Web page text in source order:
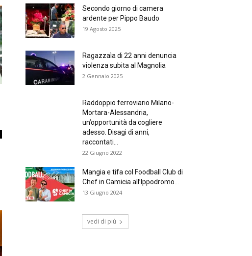
Secondo giorno di camera
ardente per Pippo Baudo
19 Agosto 2025
Ragazzaìa di 22 anni denuncia
violenza subita al Magnolia
2 Gennaio 2025
Raddoppio ferroviario Milano-
Mortara-Alessandria,
un’opportunità da cogliere
adesso. Disagi di anni,
raccontati...
22 Giugno 2022
Mangia e tifa col Foodball Club di
Chef in Camicia all’Ippodromo...
13 Giugno 2024
vedi di più